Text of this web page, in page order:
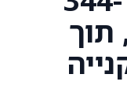
תוך